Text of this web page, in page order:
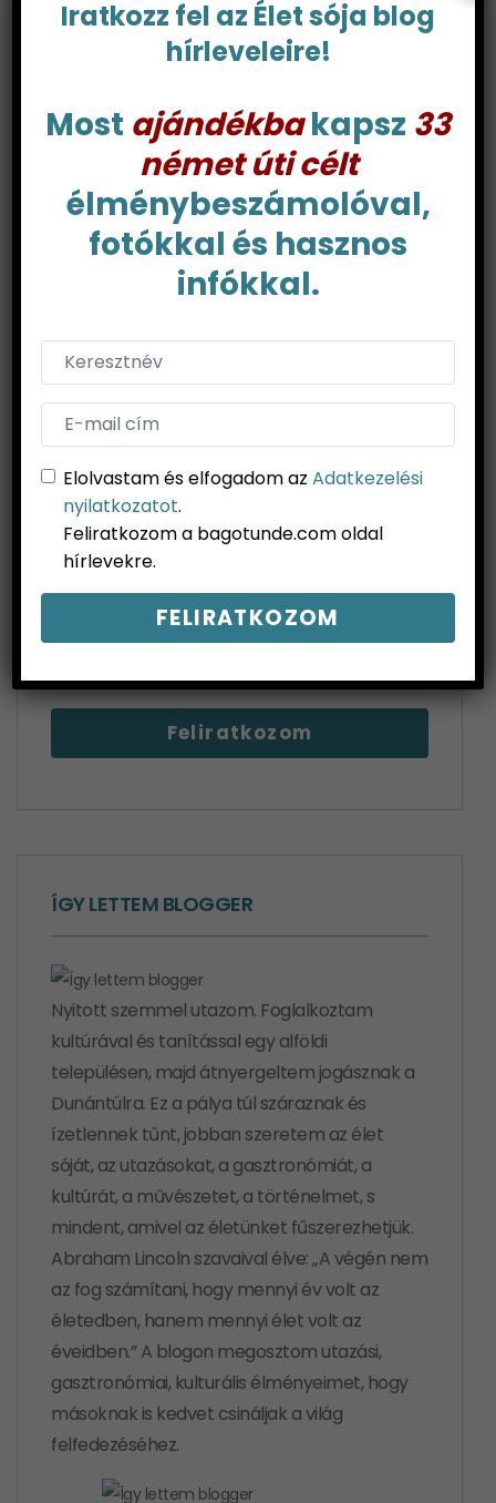
ÚJ REGÉNYEM MEGRENDELHETŐ
Vásárlás itt
ÉLET SÓJA BLOG HÍRLEVÉL
Iratkozz fel hírlevelünkre!
Mostajándékba
élménybeszámolóval, fotókkal és hasznos infókkal.
Elolvastam és elfogadom az Adatkezelési
nyilatkozatot. Feliratkozom a bagotunde.com
oldal hírlevekre.
ÍGY LETTEM BLOGGER
Nyitott szemmel utazom. Foglalkoztam
kultúrával és tanítással egy alföldi
településen, majd átnyergeltem jogásznak a
Dunántúlra. Ez a pálya túl száraznak és
ízetlennek tűnt, jobban szeretem az élet
sóját, az utazásokat, a gasztronómiát, a
kultúrát, a művészetet, a történelmet, s
mindent, amivel az életünket fűszerezhetjük.
Abraham Lincoln szavaival élve: „A végén nem
az fog számítani, hogy mennyi év volt az
életedben, hanem mennyi élet volt az
éveidben.” A blogon megosztom utazási,
gasztronómiai, kulturális élményeimet, hogy
másoknak is kedvet csináljak a világ
felfedezéséhez.
Iratkozz fel az Élet sója blog
hírleveleire!
Most ajándékbakapsz 33
német úti célt
élménybeszámolóval,
fotókkal és hasznos
infókkal.
Elolvastam és elfogadom azAdatkezelési
nyilatkozatot.
Feliratkozom a bagotunde.com oldal
hírlevekre.